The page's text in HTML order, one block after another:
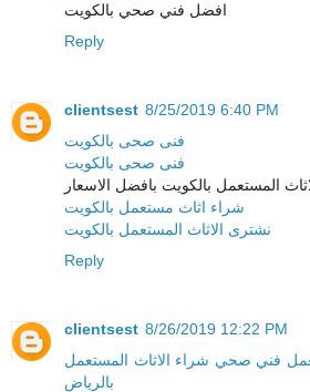
افضل فني صحي بالكويت
Reply
clientsest 8/25/2019 6:40 PM
فنى صحى بالكويت
فنى صحى بالكويت
المستعمل بالكويت بافضل الاسعار
شراء اثاث مستعمل بالكويت
نشترى الاثاث المستعمل بالكويت
Reply
clientsest 8/26/2019 12:22 PM
فني صحي شراء الاثاث المستعمل
بالرياض